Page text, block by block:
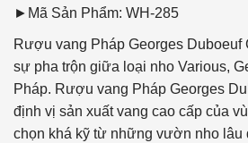
►Mã Sản Phẩm: WH-285
Rượu vang Pháp Georges
sự pha trộn giữa loại nho Various,
Pháp. Rượu vang Pháp Georges
định vị sản xuất vang cao cấp của
chọn khá kỹ từ những vườn nho lâu